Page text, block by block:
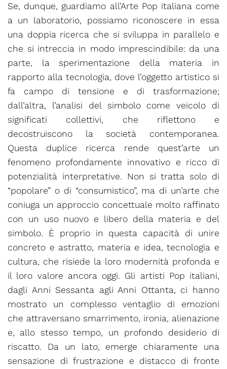
Se, dunque, guardiamo all’Arte Pop italiana come
a un laboratorio, possiamo riconoscere in essa
una doppia ricerca che si sviluppa in parallelo e
che si intreccia in modo imprescindibile: da una
parte, la sperimentazione della materia in
rapporto alla tecnologia, dove l’oggetto artistico si
fa campo di tensione e di trasformazione;
dall’altra, l’analisi del simbolo come veicolo di
significati collettivi, che riflettono e
decostruiscono la società contemporanea.
Questa duplice ricerca rende quest’arte un
fenomeno profondamente innovativo e ricco di
potenzialità interpretative. Non si tratta solo di
“popolare” o di “consumistico”, ma di un’arte che
coniuga un approccio concettuale molto raffinato
con un uso nuovo e libero della materia e del
simbolo. È proprio in questa capacità di unire
concreto e astratto, materia e idea, tecnologia e
cultura, che risiede la loro modernità profonda e
il loro valore ancora oggi. Gli artisti Pop italiani,
dagli Anni Sessanta agli Anni Ottanta, ci hanno
mostrato un complesso ventaglio di emozioni
che attraversano smarrimento, ironia, alienazione
e, allo stesso tempo, un profondo desiderio di
riscatto. Da un lato, emerge chiaramente una
sensazione di frustrazione e distacco di fronte